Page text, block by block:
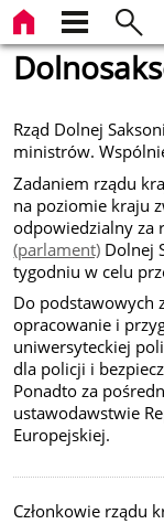
Rząd Dolnej
ministrów.
Zadaniem rządu
na poziomie kraju
odpowiedzialny za
(parlament) Dolnej
tygodniu w celu
Do podstawowych
opracowanie i
uniwersyteckiej
dla policji i
Ponadto za
ustawodawstwie
Europejskiej.
Członkowie rządu